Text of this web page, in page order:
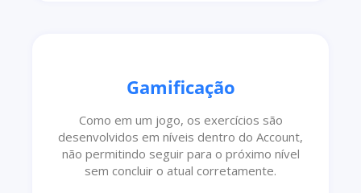
Gamificação
Como em um jogo, os exercícios são
desenvolvidos em níveis dentro do Account,
não permitindo seguir para o próximo nível
sem concluir o atual corretamente.